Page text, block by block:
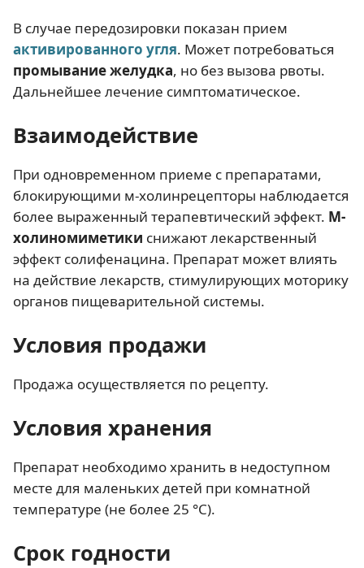
В случае передозировки показан прием
активированного угля. Может потребоваться
промывание желудка, но без вызова рвоты.
Дальнейшее лечение симптоматическое.
Взаимодействие
При одновременном приеме с препаратами,
блокирующими м-холинрецепторы наблюдается
более выраженный терапевтический эффект. М-
холиномиметики снижают лекарственный
эффект солифенацина. Препарат может влиять
на действие лекарств, стимулирующих моторику
органов пищеварительной системы.
Условия продажи
Продажа осуществляется по рецепту.
Условия хранения
Препарат необходимо хранить в недоступном
месте для маленьких детей при комнатной
температуре (не более 25 °С).
Срок годности